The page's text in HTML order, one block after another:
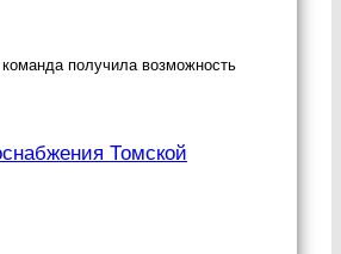
получила возможность
Томской